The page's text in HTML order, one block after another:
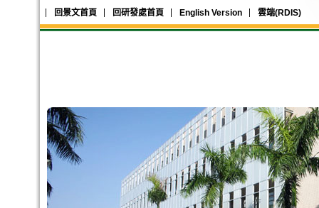
回景文首頁 回研發處首頁 English Version 雲端(RDIS)